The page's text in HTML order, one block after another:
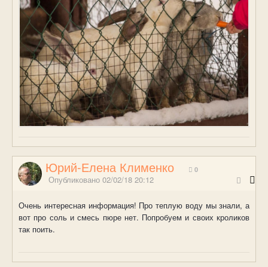
Юрий-Елена Клименко 0
Опубликовано 02/02/18 20:12
Очень интересная информация! Про теплую воду мы знали, а
вот про соль и смесь пюре нет. Попробуем и своих кроликов
так поить.